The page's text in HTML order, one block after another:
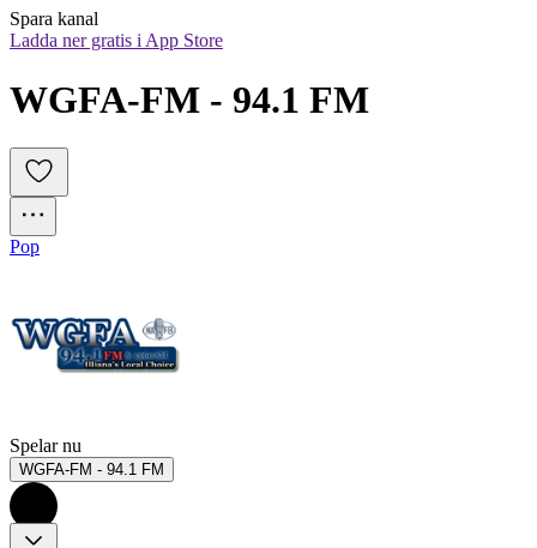
Spara kanal
Ladda ner gratis i App Store
WGFA-FM - 94.1 FM
Pop
Spelar nu
WGFA-FM - 94.1 FM